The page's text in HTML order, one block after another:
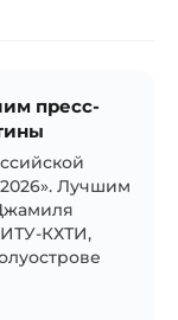
пресс-
Лучшим
КХТИ,